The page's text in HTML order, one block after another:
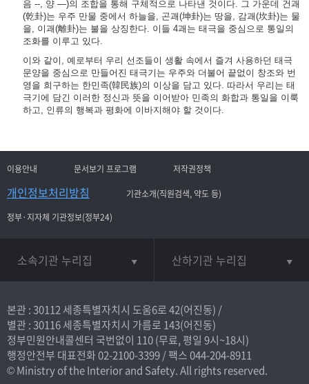
음 --, 양 ―)의 조합을 통해 구체적으로 나타낸 것이다. 그 가운데 건괘
(乾卦)는 우주 만물 중에서 하늘을, 곤괘(坤卦)는 땅을, 감괘(坎卦)는 물
을, 이괘(離卦)는 불을 상징한다. 이들 4괘는 태극을 중심으로 통일의
조화를 이루고 있다.
이와 같이, 예로부터 우리 선조들이 생활 속에서 즐겨 사용하던 태극
문양을 중심으로 만들어진 태극기는 우주와 더불어 끝없이 창조와 번
영을 희구하는 한민족(韓民族)의 이상을 담고 있다. 따라서 우리는 태
극기에 담긴 이러한 정신과 뜻을 이어받아 민족의 화합과 통일을 이룩
하고, 인류의 행복과 평화에 이바지해야 할 것이다.
이용안내 문서보기 프로그램 저작권정책
개인정보처리방침
기관소개(직원검색, 약도 등)
정부·지자체 기관정보(정부24)
소속기관 누리집 산하기관 누리집
본관 : 30112 세종특별자치시 도움6로 42(어진동) /
별관 : 30116 세종특별자치시 가름로 143(어진동)
정부민원안내콜센터 국번없이 110(무료, 평일 9시~18시)
행정안전부 대표전화02-2100-3399/ 팩스 044-204-8911
© Ministry of the Interior and Safety. All rights reserved.